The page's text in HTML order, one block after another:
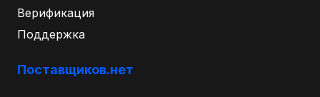
Верификация
Поддержка
Поставщиков.нет